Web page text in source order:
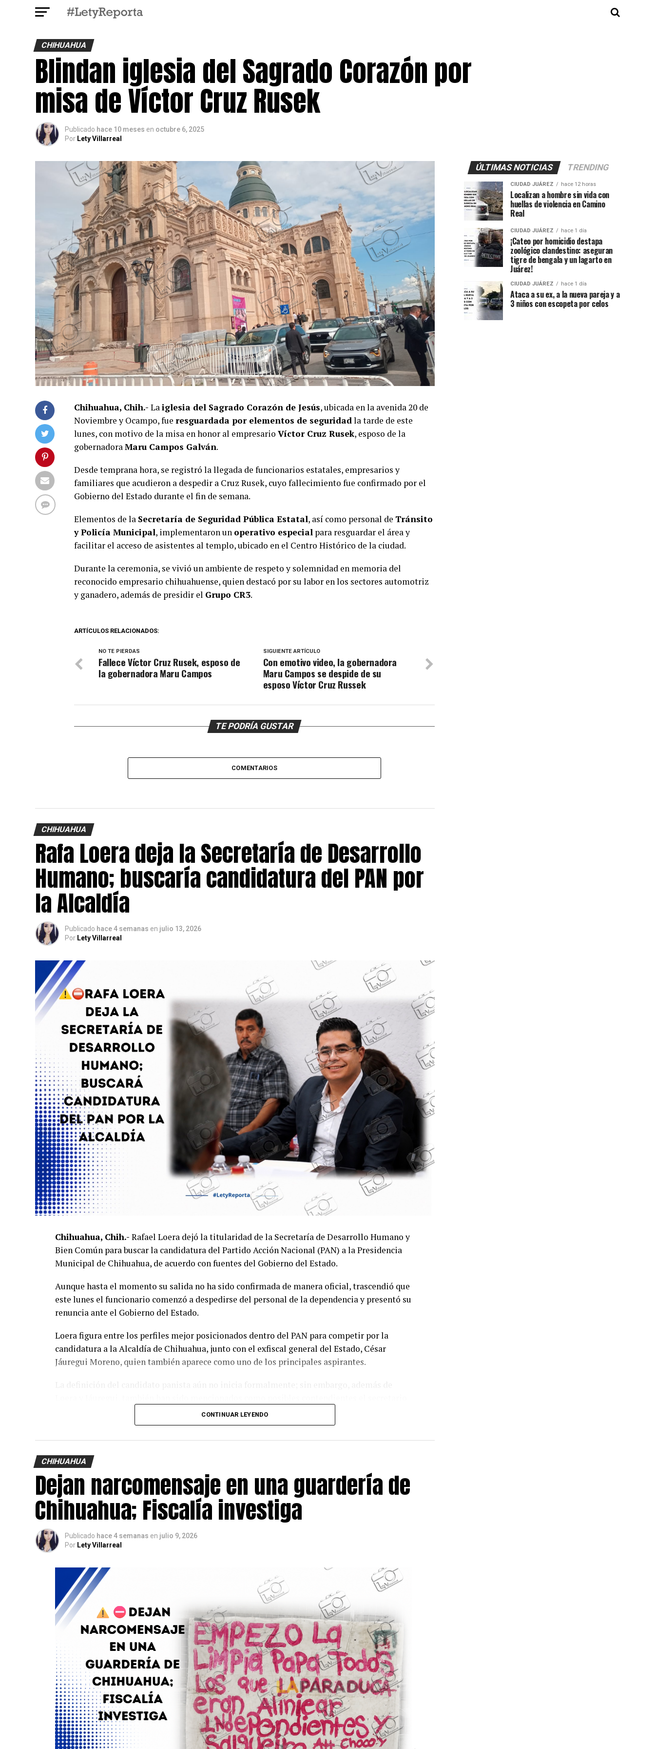
CHIHUAHUA
Blindan iglesia del Sagrado Corazón por
misa de Víctor Cruz Rusek
Publicado hace 10 meses en octubre 6, 2025
Por Lety Villarreal
Chihuahua, Chih.- Laiglesia del Sagrado Corazón de Jesús, ubicada en la avenida 20 de
Noviembre y Ocampo, fue resguardada por elementos de seguridadla tarde de este
lunes, con motivo de la misa en honor al empresario Víctor Cruz Rusek, esposo de la
gobernadoraMaru Campos Galván.
Desde temprana hora, se registró la llegada de funcionarios estatales, empresarios y
familiares que acudieron a despedir a Cruz Rusek, cuyo fallecimiento fue confirmado por el
Gobierno del Estado durante el fin de semana.
Elementos de la Secretaría de Seguridad Pública Estatal, así como personal de Tránsito
y Policía Municipal, implementaron un operativo especial para resguardar el área y
facilitar el acceso de asistentes al templo, ubicado en el Centro Histórico de la ciudad.
Durante la ceremonia, se vivió un ambiente de respeto y solemnidad en memoria del
reconocido empresario chihuahuense, quien destacó por su labor en los sectores automotriz
y ganadero, además de presidir el Grupo CR3.
ARTÍCULOS RELACIONADOS:
SIGUIENTE ARTÍCULO
Con emotivo video, la gobernadora
Maru Campos se despide de su
esposo Víctor Cruz Russek
NO TE PIERDAS
Fallece Víctor Cruz Rusek, esposo de
la gobernadora Maru Campos
TE PODRÍA GUSTAR
COMENTARIOS
CHIHUAHUA
Rafa Loera deja la Secretaría de Desarrollo
Humano; buscaría candidatura del PAN por
la Alcaldía
Publicado hace 4 semanas en julio 13, 2026
Por Lety Villarreal
Chihuahua, Chih.- Rafael Loera dejó la titularidad de la Secretaría de Desarrollo Humano y
Bien Común para buscar la candidatura del Partido Acción Nacional (PAN) a la Presidencia
Municipal de Chihuahua, de acuerdo con fuentes del Gobierno del Estado.
Aunque hasta el momento su salida no ha sido confirmada de manera oficial, trascendió que
este lunes el funcionario comenzó a despedirse del personal de la dependencia y presentó su
renuncia ante el Gobierno del Estado.
Loera figura entre los perfiles mejor posicionados dentro del PAN para competir por la
candidatura a la Alcaldía de Chihuahua, junto con el exfiscal general del Estado, César
Jáuregui Moreno, quien también aparece como uno de los principales aspirantes.
General de Gobierno, Santiago de la Peña; la diputada federal María Angélica Granados; el
director de la Junta Municipal de Agua y Saneamiento, Alan Falomir, y el diputado Alfredo
Se espera que en los próximos días el Gobierno del Estado confirme oficialmente la
separación de Rafael Loera y anuncie quién asumirá la titularidad de la Secretaría de
Desarrollo Humano y Bien Común.
CONTINUAR LEYENDO
CHIHUAHUA
Dejan narcomensaje en una guardería de
Chihuahua; Fiscalía investiga
Publicado hace 4 semanas en julio 9, 2026
Por Lety Villarreal
ÚLTIMAS NOTICIAS TRENDING
CIUDAD JUÁREZ hace 12 horas
Localizan a hombre sin vida con
huellas de violencia en Camino
Real
CIUDAD JUÁREZ hace 1 día
¡Cateo por homicidio destapa
zoológico clandestino: aseguran
tigre de bengala y un lagarto en
Juárez!
CIUDAD JUÁREZ hace 1 día
Ataca a su ex, a la nueva pareja y a
3 niños con escopeta por celos